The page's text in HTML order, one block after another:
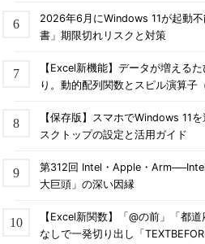
2026年6月にWindows 11が起動
書」期限切れリスクと対策
【Excel新機能】データが増える
り。動的配列関数とスピル演算子
【保存版】スマホでWindows 11
スクトップの設定と活用ガイド
第312回 Intel・Apple・
大巨頭」の深い因縁
【Excel新関数】「@の前」「都
なしで一発切り出し「